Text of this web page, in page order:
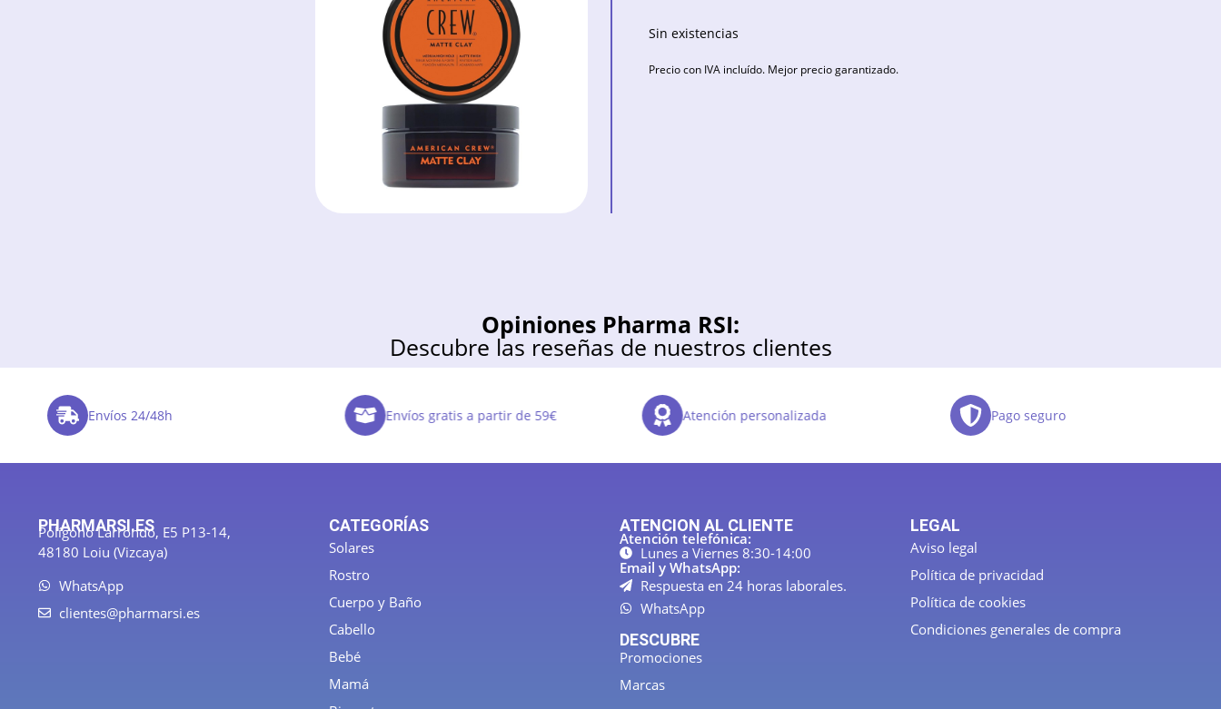
Sin existencias
Precio con IVA incluído. Mejor precio garantizado.
Opiniones Pharma RSI:
Descubre las reseñas de nuestros clientes
Envíos 24/48h Envíos gratis a partir de 59€ Atención personalizada Pago seguro
PHARMARSI.ES
Polígono Larrondo, E5 P13-14,
48180 Loiu (Vizcaya)
WhatsApp
clientes@pharmarsi.es
CATEGORÍAS
Solares
Rostro
Cuerpo y Baño
Cabello
Bebé
Mamá
ATENCION AL CLIENTE
Atención telefónica:
Lunes a Viernes 8:30-14:00
Email y WhatsApp:
Respuesta en 24 horas laborales.
WhatsApp
DESCUBRE
Promociones
Marcas
LEGAL
Aviso legal
Política de privacidad
Política de cookies
Condiciones generales de compra